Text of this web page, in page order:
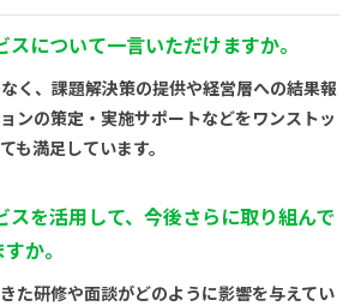
スについて一言いただけますか。
く、課題解決策の提供や経営層への結果報
ンの策定・実施サポートなどをワンストッ
も満足しています。
スを活用して、今後さらに取り組んで
か。
た研修や面談がどのように影響を与えてい